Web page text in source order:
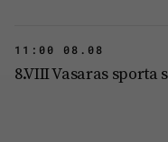
11:00 08.08
8.VIII Vasaras sporta